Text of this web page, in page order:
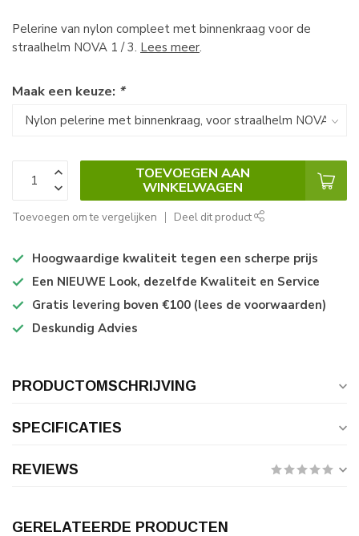
Pelerine van nylon compleet met binnenkraag voor de
straalhelm NOVA 1 / 3. Lees meer.
Maak een keuze: *
TOEVOEGEN AAN
WINKELWAGEN
Toevoegen om te vergelijken Deel dit product
Hoogwaardige kwaliteit tegen een scherpe prijs
Een NIEUWE Look, dezelfde Kwaliteit en Service
Gratis levering boven €100 (lees de voorwaarden)
Deskundig Advies
PRODUCTOMSCHRIJVING
SPECIFICATIES
REVIEWS
GERELATEERDE PRODUCTEN